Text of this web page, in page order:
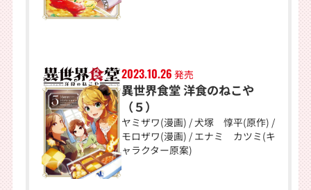
2023.10.26 発売
異世界食堂 洋食のねこや
（５）
ヤミザワ(漫画) / 犬塚 惇平(原作) /
モロザワ(漫画) / エナミ カツミ(キ
ャラクター原案)